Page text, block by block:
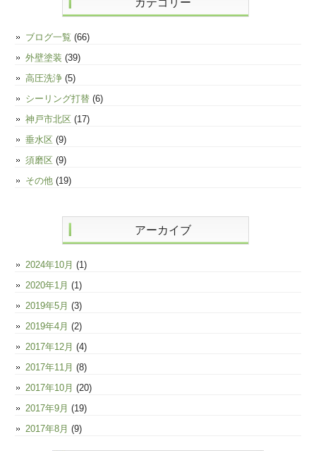
カテゴリー
ブログ一覧 (66)
外壁塗装 (39)
高圧洗浄 (5)
シーリング打替 (6)
神戸市北区 (17)
垂水区 (9)
須磨区 (9)
その他 (19)
アーカイブ
2024年10月 (1)
2020年1月 (1)
2019年5月 (3)
2019年4月 (2)
2017年12月 (4)
2017年11月 (8)
2017年10月 (20)
2017年9月 (19)
2017年8月 (9)